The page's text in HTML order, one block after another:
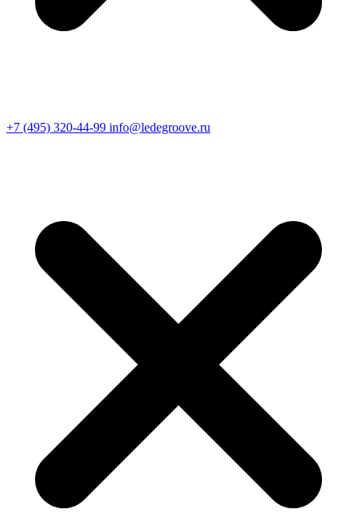
+7 (495) 320-44-99 info@ledegroove.ru